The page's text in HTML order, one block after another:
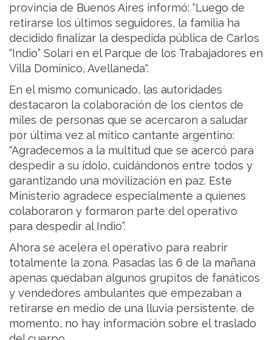
provincia de Buenos Aires informó: “Luego de
retirarse los últimos seguidores, la familia ha
decidido finalizar la despedida pública de Carlos
“Indio” Solari en el Parque de los Trabajadores en
Villa Domínico, Avellaneda".
En el mismo comunicado, las autoridades
destacaron la colaboración de los cientos de
miles de personas que se acercaron a saludar
por última vez al mítico cantante argentino:
“Agradecemos a la multitud que se acercó para
despedir a su ídolo, cuidándonos entre todos y
garantizando una movilización en paz. Este
Ministerio agradece especialmente a quienes
colaboraron y formaron parte del operativo
para despedir al Indio”.
Ahora se acelera el operativo para reabrir
totalmente la zona. Pasadas las 6 de la mañana
apenas quedaban algunos grupitos de fanáticos
y vendedores ambulantes que empezaban a
retirarse en medio de una lluvia persistente. de
momento, no hay información sobre el traslado